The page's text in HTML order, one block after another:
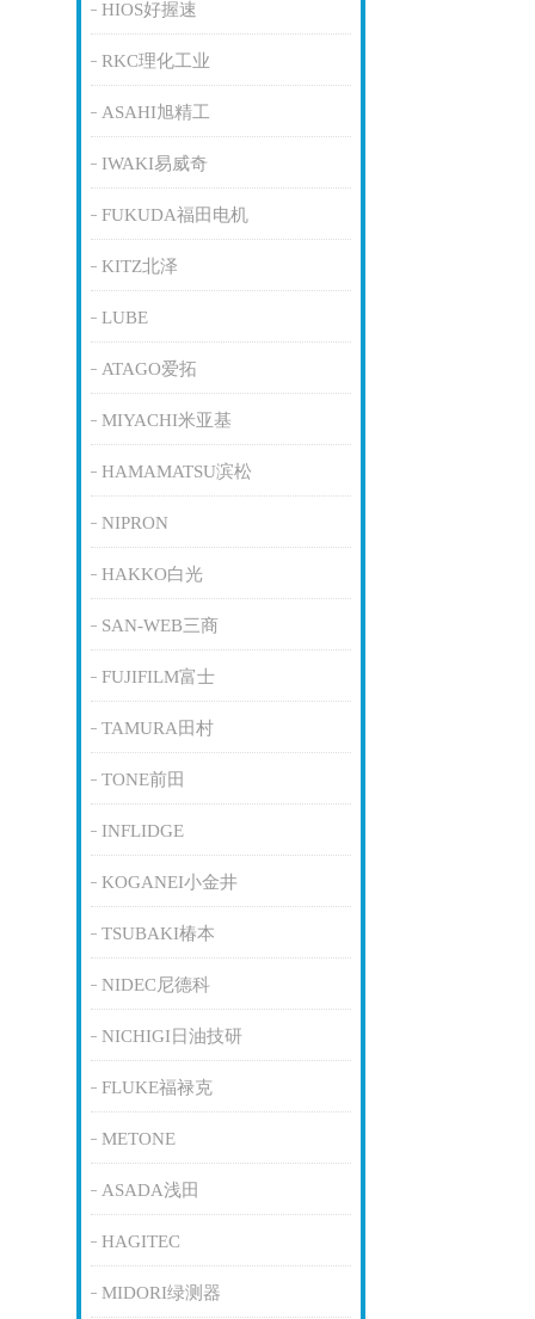
HIOS好握速
RKC理化工业
ASAHI旭精工
IWAKI易威奇
FUKUDA福田电机
KITZ北泽
LUBE
ATAGO爱拓
MIYACHI米亚基
HAMAMATSU滨松
NIPRON
HAKKO白光
SAN-WEB三商
FUJIFILM富士
TAMURA田村
TONE前田
INFLIDGE
KOGANEI小金井
TSUBAKI椿本
NIDEC尼德科
NICHIGI日油技研
FLUKE福禄克
METONE
ASADA浅田
HAGITEC
MIDORI绿测器